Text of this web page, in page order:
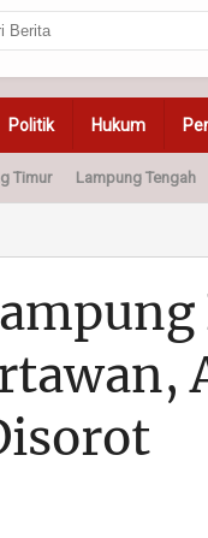
Politik Hukum
Peristiwa
Timur Lampung Tengah